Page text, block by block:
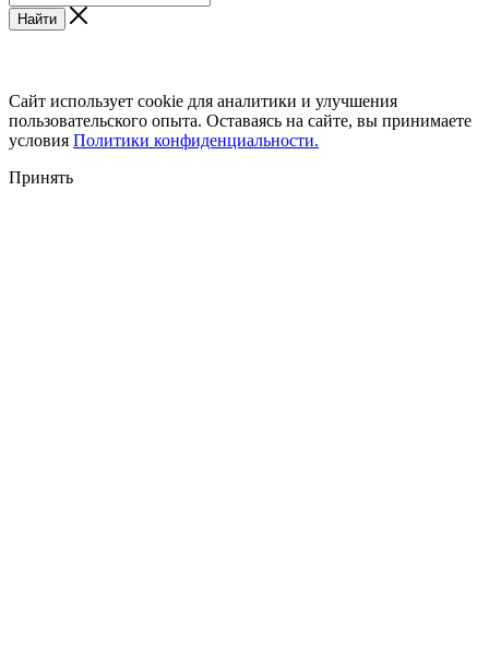
Найти
Сайт использует cookie для аналитики и улучшения
пользовательского опыта. Оставаясь на сайте, вы принимаете
условия Политики конфиденциальности.
Принять